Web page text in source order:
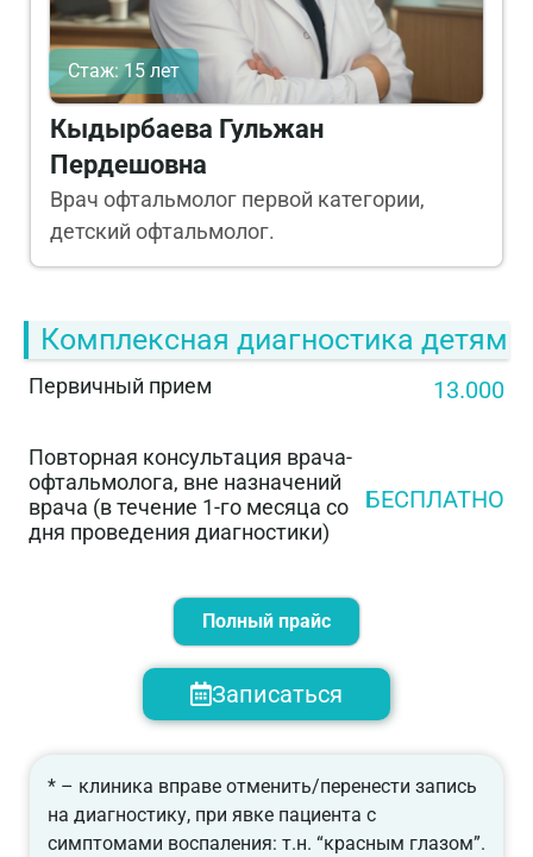
Стаж: 15 лет
Кыдырбаева Гульжан
Пердешовна
Врач офтальмолог первой категории,
детский офтальмолог.
Комплексная диагностика детям
Первичный прием 13.000
Повторная консультация врача-
офтальмолога, вне назначений
врача (в течение 1-го месяца со
дня проведения диагностики)
БЕСПЛАТНО
Полный прайс
Записаться
* – клиника вправе отменить/перенести запись
на диагностику, при явке пациента с
симптомами воспаления: т.н. “красным глазом”.